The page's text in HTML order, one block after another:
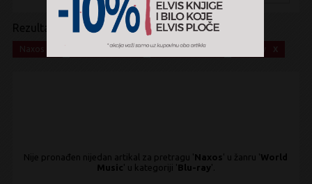
Rezultati pretrage:
World Music x World music
Nije pronađen nijedan artikal za pretragu 'Naxos ' u žanru 'World
Music ' u kategoriji 'Blu-ray'.